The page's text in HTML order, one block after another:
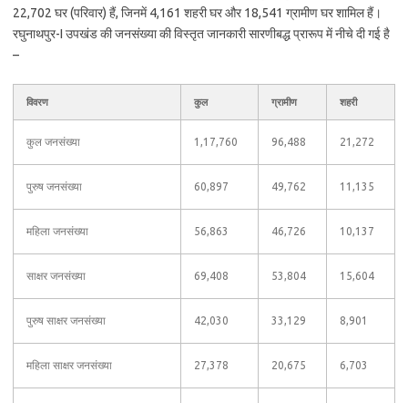
22,702 घर (परिवार) हैं, जिनमें 4,161 शहरी घर और 18,541 ग्रामीण घर शामिल हैं।
रघुनाथपुर-I उपखंड की जनसंख्या की विस्तृत जानकारी सारणीबद्ध प्रारूप में नीचे दी गई है
–
विवरण कुल ग्रामीण शहरी
कुल जनसंख्या 1,17,760 96,488 21,272
पुरुष जनसंख्या 60,897 49,762 11,135
महिला जनसंख्या 56,863 46,726 10,137
साक्षर जनसंख्या 69,408 53,804 15,604
पुरुष साक्षर जनसंख्या 42,030 33,129 8,901
महिला साक्षर जनसंख्या 27,378 20,675 6,703